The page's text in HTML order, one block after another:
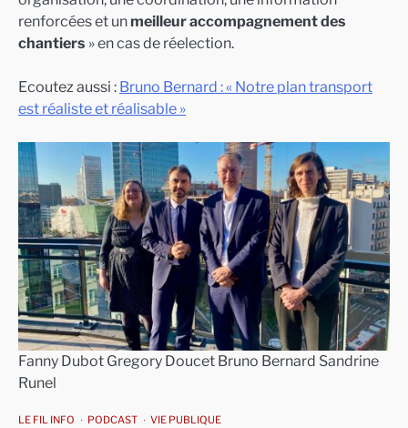
renforcées et un meilleur accompagnement des
chantiers » en cas de réelection.
Ecoutez aussi : Bruno Bernard : « Notre plan transport
est réaliste et réalisable »
Fanny Dubot Gregory Doucet Bruno Bernard Sandrine
Runel
LE FIL INFO PODCAST VIE PUBLIQUE